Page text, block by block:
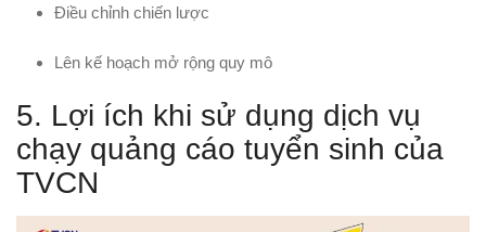
Điều chỉnh chiến lược
Lên kế hoạch mở rộng quy mô
5. Lợi ích khi sử dụng dịch vụ
chạy quảng cáo tuyển sinh của
TVCN